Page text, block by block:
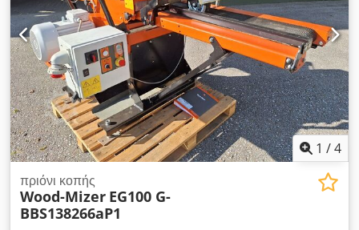
Διπλός βραχίονας για τη φόρτωση των ξύλων. CTR950H-HSD:
Μοχλικός περιστροφέας ξύλων. CTR950H-KSD: Περιστροφέας
ξύλων με αλυσίδα. CTR950H-MR: Ολισθητήρα υλικών.
CTR950H-SP: Σύστημα τάνυσης. CTR-18,5: Κινητήρας 18,5
kW. CTR-AMP: Αμπερόμετρο. CTR-EGL: Ηλεκτρικά ρυθμιζόμενη
οδηγία πριονόλαμας. CTR-KV: Επέκταση καλωδίου για ένα
επιπλέον τμήμα. CTR-Pumpe-EA: Αντλία άρδευσης με
αυτόματη λειτουργία. CTR-SSP: Σύστημα τάνυσης
πριονόλαμας. Dkodpfxszqrrqs Ambjr CTR-ZSP: Επιπλέον
σταθμός ελέγχου για την υδραυλική λειτουργία.
1 /4
πριόνι κοπής
Wood-Mizer EG100 G-
BBS138266aP1